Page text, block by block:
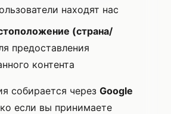
находят нас
(страна/
предоставления
контента
собирается через Google
если вы принимаете